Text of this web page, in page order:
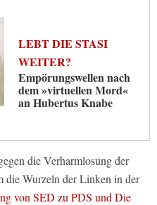
LEBT DIE STASI
WEITER?
Empörungswellen nach
dem »virtuellen Mord«
an Hubertus Knabe
die Verharmlosung der
die Wurzeln der Linken in der
von SED zu PDS und Die